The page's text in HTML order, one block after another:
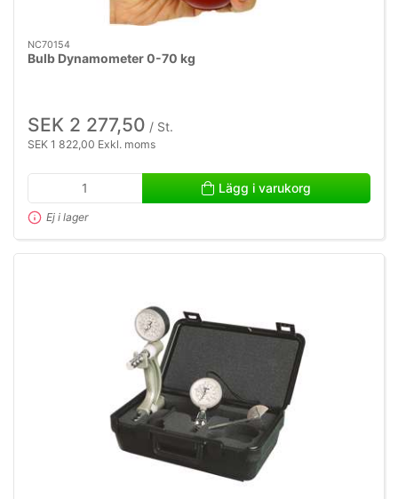
NC70154
Bulb Dynamometer 0-70 kg
SEK 2 277,50 / St.
SEK 1 822,00 Exkl. moms
Lägg i varukorg
Ej i lager